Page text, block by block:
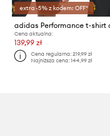
extra -5% z kodem: OFF*
Cena aktualna:
139,99 zł
Cena regularna:219,99 zł
Najniższa cena:144,99 zł